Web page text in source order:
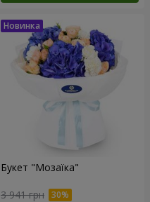
Букет "Мозаїка"
3 941 грн